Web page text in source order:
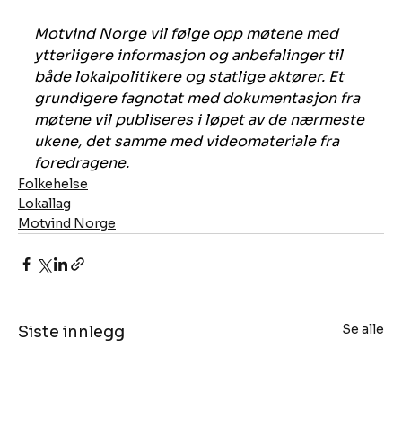
Motvind Norge vil følge opp møtene med
ytterligere informasjon og anbefalinger til
både lokalpolitikere og statlige aktører. Et
grundigere fagnotat med dokumentasjon fra
møtene vil publiseres i løpet av de nærmeste
ukene, det samme med videomateriale fra
foredragene.
Folkehelse
Lokallag
Motvind Norge
Siste innlegg Se alle